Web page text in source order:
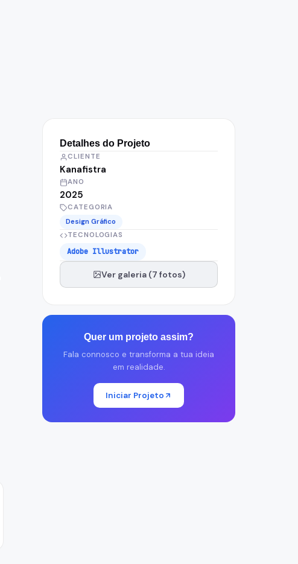
Detalhes do Projeto
CLIENTE
Kanafistra
ANO
2025
CATEGORIA
Design Gráfico
TECNOLOGIAS
Adobe Illustrator
Ver galeria (7 fotos)
Quer um projeto assim?
Fala connosco e transforma a tua ideia
em realidade.
Iniciar Projeto